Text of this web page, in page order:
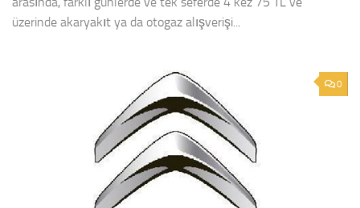
üzerinde akaryakıt ya da otogaz alışverişi...
0